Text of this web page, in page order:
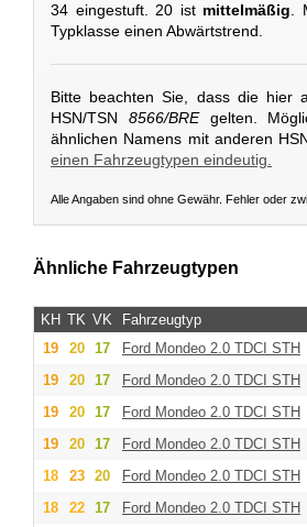
34 eingestuft. 20 ist mittelmäßig.
Typklasse einen Abwärtstrend.
Bitte beachten Sie, dass die hier
HSN/TSN 8566/BREgelten.
ähnlichen Namens mit anderen
einen Fahrzeugtypen eindeutig.
Alle Angaben sind ohne Gewähr. Fehler oder
Ähnliche Fahrzeugtypen
KH TK VK Fahrzeugtyp
19
20 17 Ford Mondeo 2.0 TDCI STH
19
20 17 Ford Mondeo 2.0 TDCI STH
19
20 17 Ford Mondeo 2.0 TDCI STH
19
20 17 Ford Mondeo 2.0 TDCI STH
18
23 20 Ford Mondeo 2.0 TDCI STH
18
22 17 Ford Mondeo 2.0 TDCI STH